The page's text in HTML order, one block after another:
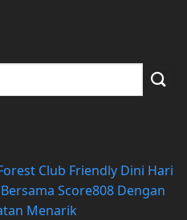
Club Friendly Dini Hari
Score808 Dengan
Menarik